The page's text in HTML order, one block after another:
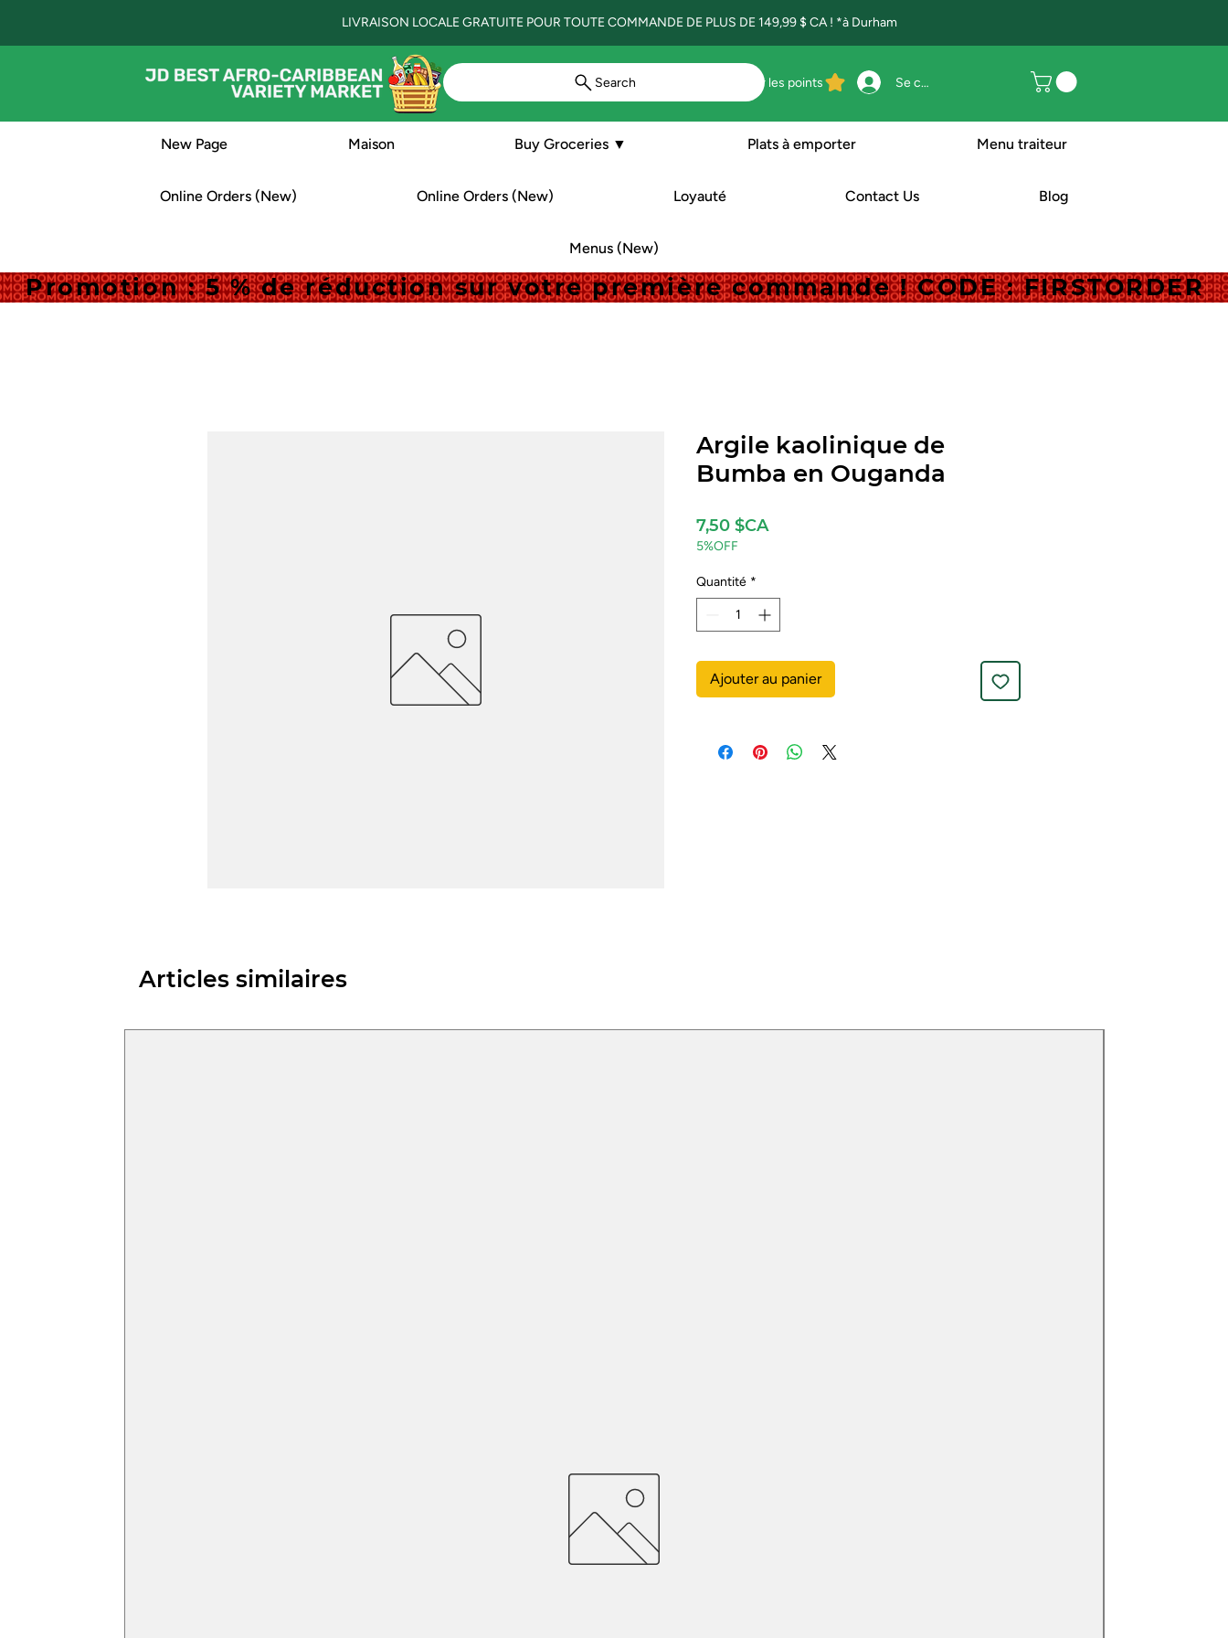
LIVRAISON LOCALE GRATUITE POUR TOUTE COMMANDE DE PLUS DE 149,99 $ CA ! *à Durham
Voir les points Se connecter
Search
New Page Maison Buy Groceries ▼ Plats à emporter Menu traiteur
Online Orders (New) Online Orders (New) Loyauté Contact Us Blog
Menus (New)
Promotion : 5 % de réduction sur votre première commande ! CODE : FIRSTORDER
Promotion : 5 % de réduction sur votre première commande ! CODE : FIRSTORDER
Argile kaolinique de
Bumba en Ouganda
7,50 $CAPrix
5%OFF
Quantité *
Ajouter au panier
Articles similaires